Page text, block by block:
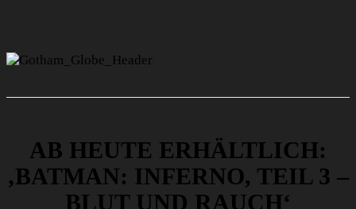
AB HEUTE ERHÄLTLICH:
‚BATMAN: INFERNO, TEIL 3 –
BLUT UND RAUCH‘